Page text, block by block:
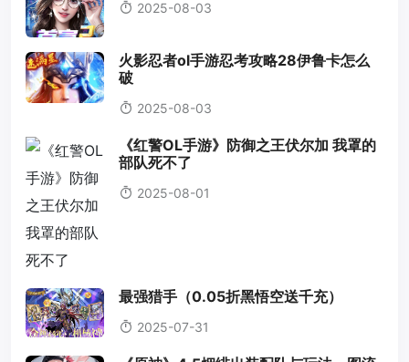
2025-08-03
火影忍者ol手游忍考攻略28伊鲁卡怎么
破
2025-08-03
《红警OL手游》防御之王伏尔加 我罩的
部队死不了
2025-08-01
最强猎手（0.05折黑悟空送千充）
2025-07-31